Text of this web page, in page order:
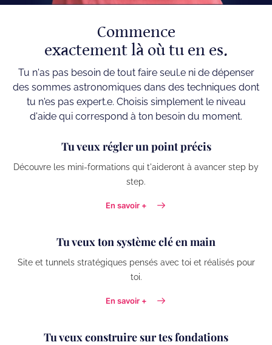
Commence
exactement là où tu en es.
Tu n'as pas besoin de tout faire seul.e ni de dépenser
des sommes astronomiques dans des techniques dont
tu n'es pas expert.e. Choisis simplement le niveau
d'aide qui correspond à ton besoin du moment.
Tu veux régler un point précis
Découvre les mini-formations qui t'aideront à avancer step by
step.
En savoir +
Tu veux ton système clé en main
Site et tunnels stratégiques pensés avec toi et réalisés pour
toi.
En savoir +
Tu veux construire sur tes fondations